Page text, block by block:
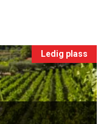
Ledig plass